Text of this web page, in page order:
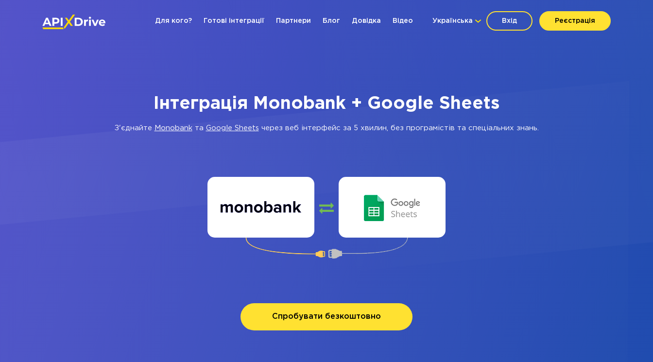
Вхід Реєстрація
Українська
Для кого? Готові інтеграції Партнери Блог Довідка Відео
Інтеграція Monobank + Google Sheets
З'єднайте Monobankта Google Sheets через веб інтерфейс за 5 хвилин, без програмістів та спеціальних знань.
Спробувати безкоштовно